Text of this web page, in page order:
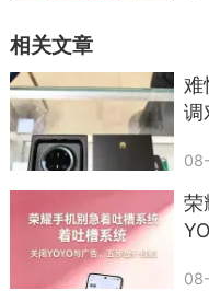
车辆违章未处理
法院传票已送达
很多人一看到公
慌了神，赶紧点链接
冻”。
记住一个常识：
相关文章
难
调
荣